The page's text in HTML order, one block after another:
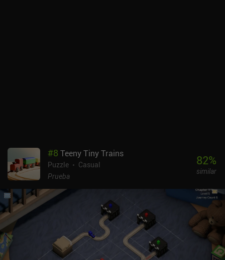
#8 Teeny Tiny Trains
Puzzle
Casual
Prueba
82%
similar